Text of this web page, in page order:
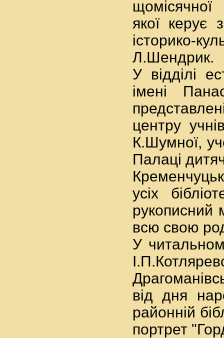
щомісячної
якої керує
історико-
Л.Шендрик.
У відділі
імені
центру
К.Шумної,
Палаці
усіх
рукописний
всю свою
У
від дня
районній
портрет